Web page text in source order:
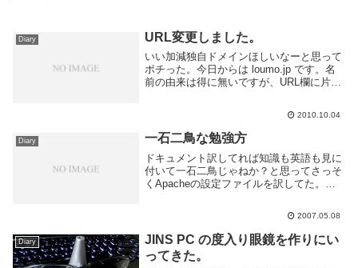
Diary URL変更しました。
いい加減独自ドメインほしいなーと思って
ポチった。今日からは loumo.jp です。名
前の由来は得に無いですが、URL欄に片手
た。適当です。一応今までのURL jkl...
2010.10.04
Diary 一石二鳥な勉強方
ドキュメント訳してれば知識も英語も見に
付いて一石二鳥じゃねか？と思ってさっそ
くApacheの設定ファイルを訳してた。日
ファイルの中に説明が多いし。メインの
htt...
2007.05.08
Diary
JINS PC の度入り眼鏡を作りにい
ってきた。